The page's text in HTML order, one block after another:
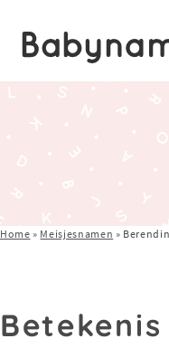
Home » Meisjesnamen »